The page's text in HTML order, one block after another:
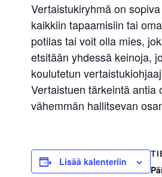
Vertaistukiryhmä on
kaikkiin tapaamisiin tai
potilas tai voit olla mies,
etsitään yhdessä keinoja,
koulutetun
Vertaistuen tärkeintä antia
vähemmän hallitsevan
Lisää kalenteriin